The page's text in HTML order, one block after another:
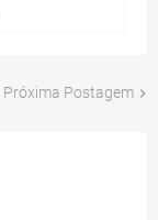
Próxima Postagem